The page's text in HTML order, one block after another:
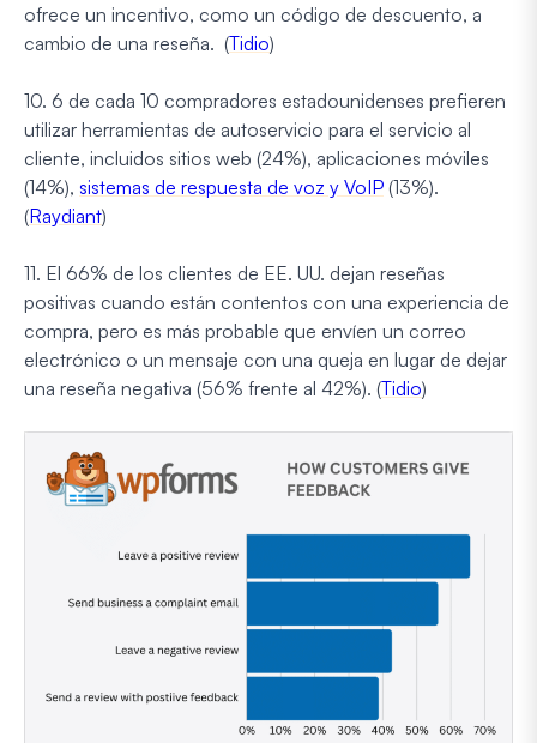
ofrece un incentivo, como un código de descuento, a
cambio de una reseña. (Tidio)
10. 6 de cada 10 compradores estadounidenses prefieren
utilizar herramientas de autoservicio para el servicio al
cliente, incluidos sitios web (24%), aplicaciones móviles
(14%), sistemas de respuesta de voz y VoIP (13%).
(Raydiant)
11. El 66% de los clientes de EE. UU. dejan reseñas
positivas cuando están contentos con una experiencia de
compra, pero es más probable que envíen un correo
electrónico o un mensaje con una queja en lugar de dejar
una reseña negativa (56% frente al 42%). (Tidio)